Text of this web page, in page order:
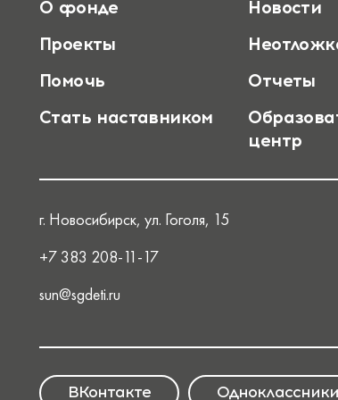
О фонде Новости
Проекты
Помочь
Отчеты
Стать наставником
центр
г. Новосибирск, ул. Гоголя, 15
+7 383 208-11-17
sun@sgdeti.ru
ВКонтакте Одноклассники